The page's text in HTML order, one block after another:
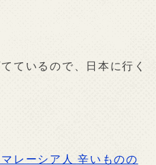
ているので、日本に行く
レーシア人 辛いものの